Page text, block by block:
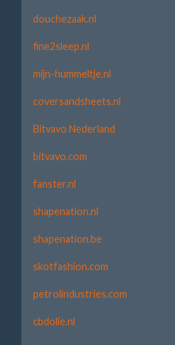
douchezaak.nl
fine2sleep.nl
mijn-hummeltje.nl
coversandsheets.nl
Bitvavo Nederland
bitvavo.com
fanster.nl
shapenation.nl
shapenation.be
skotfashion.com
petrolindustries.com
cbdolie.nl